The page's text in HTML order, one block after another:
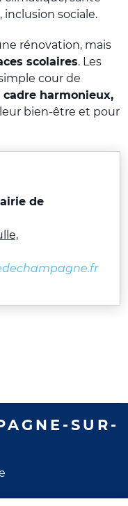
sociale.
rénovation, mais
scolaires. Les
cour de
cadre harmonieux,
bien-être et pour
de
SUR-